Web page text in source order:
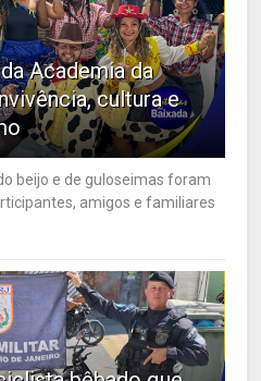
Academia da
cultura e
beijo e de guloseimas foram
amigos e familiares